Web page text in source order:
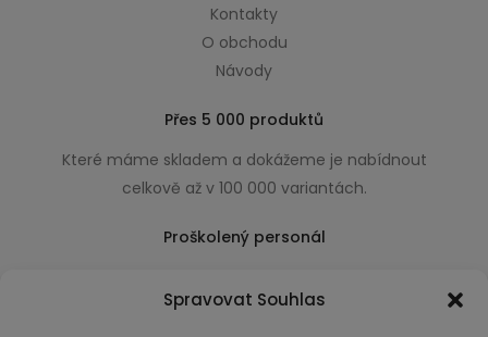
Spravovat Souhlas
Kontakty
O obchodu
Návody
Přes 5 000 produktů
Které máme skladem a dokážeme je nabídnout
celkově až v 100 000 variantách.
Proškolený personál
usnadňující nákup.